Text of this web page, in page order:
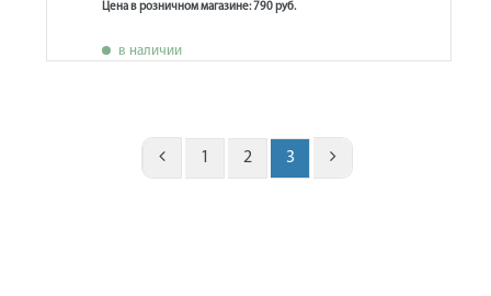
Цена в розничном магазине: 790 руб.
в наличии
1 2 3